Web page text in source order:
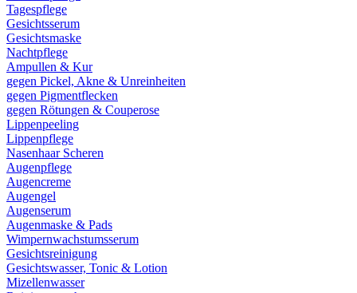
Tagespflege
Gesichtsserum
Gesichtsmaske
Nachtpflege
Ampullen & Kur
gegen Pickel, Akne & Unreinheiten
gegen Pigmentflecken
gegen Rötungen & Couperose
Lippenpeeling
Lippenpflege
Nasenhaar Scheren
Augenpflege
Augencreme
Augengel
Augenserum
Augenmaske & Pads
Wimpernwachstumsserum
Gesichtsreinigung
Gesichtswasser, Tonic & Lotion
Mizellenwasser